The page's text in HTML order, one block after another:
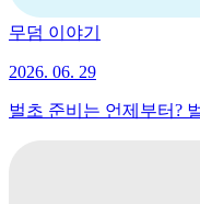
무덤 이야기
2026. 06. 29
벌초 준비는 언제부터?